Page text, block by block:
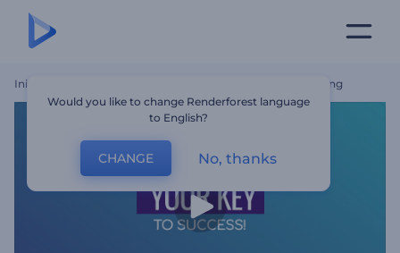
Inicio Servicio Completo De Agencia De Marketing
Would you like to change Renderforest language
to English?
CHANGE No, thanks